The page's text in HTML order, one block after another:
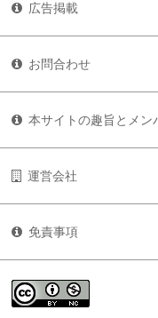
広告掲載
お問合わせ
本サイトの趣旨とメン
運営会社
免責事項